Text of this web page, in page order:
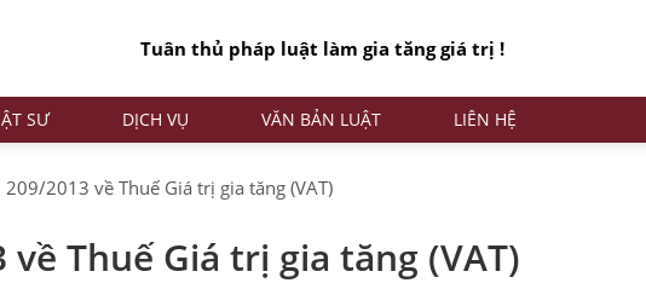
Tuân thủ pháp luật làm gia tăng giá trị !
SƯ DỊCH VỤ VĂN BẢN LUẬT LIÊN HỆ
2013 về Thuế Giá trị gia tăng (VAT)
Thuế Giá trị gia tăng (VAT)